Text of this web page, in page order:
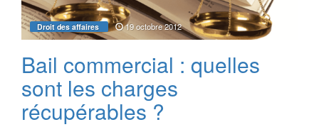
Droit des affaires 19 octobre 2012
Bail commercial : quelles
sont les charges
récupérables ?